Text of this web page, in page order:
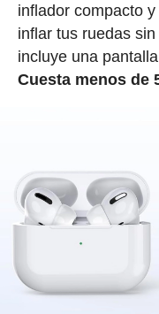
inflador compacto
inflar tus ruedas
incluye una
Cuesta menos de